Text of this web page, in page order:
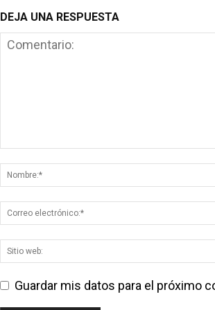
DEJA UNA RESPUESTA
Guardar mis datos para el próximo